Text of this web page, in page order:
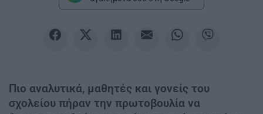
Πιο αναλυτικά, μαθητές και γονείς του
σχολείου πήραν την πρωτοβουλία να